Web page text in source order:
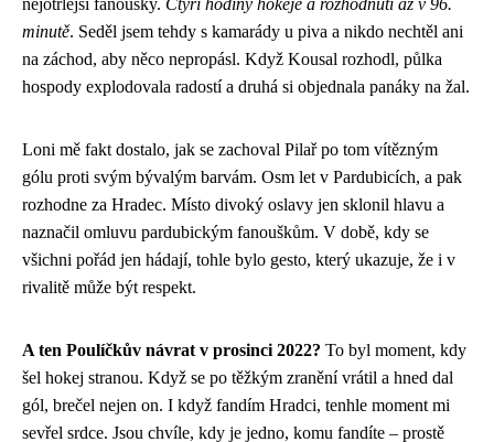
minutě. Seděl jsem tehdy s kamarády u piva a nikdo nechtěl ani
na záchod, aby něco nepropásl. Když Kousal rozhodl, půlka
hospody explodovala radostí a druhá si objednala panáky na žal.
Loni mě fakt dostalo, jak se zachoval Pilař po tom vítězným
gólu proti svým bývalým barvám. Osm let v Pardubicích, a pak
rozhodne za Hradec. Místo divoký oslavy jen sklonil hlavu a
naznačil omluvu pardubickým fanouškům. V době, kdy se
všichni pořád jen hádají, tohle bylo gesto, který ukazuje, že i v
rivalitě může být respekt.
A ten Poulíčkův návrat v prosinci 2022? To byl moment, kdy
šel hokej stranou. Když se po těžkým zranění vrátil a hned dal
gól, brečel nejen on. I když fandím Hradci, tenhle moment mi
sevřel srdce. Jsou chvíle, kdy je jedno, komu fandíte – prostě